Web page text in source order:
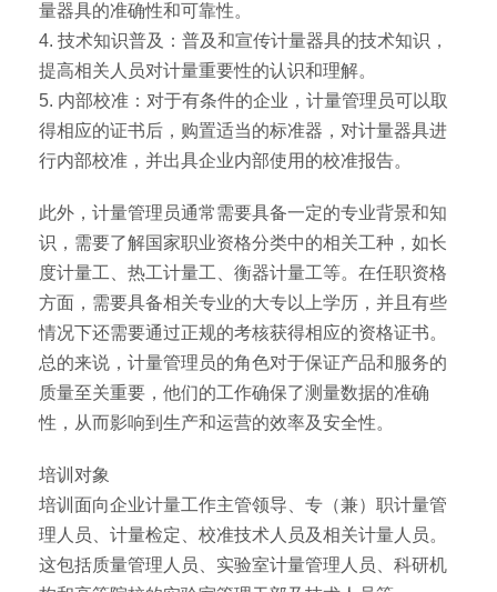
量器具的准确性和可靠性。
4. 技术知识普及：普及和宣传计量器具的技术知识，
提高相关人员对计量重要性的认识和理解。
5. 内部校准：对于有条件的企业，计量管理员可以取
得相应的证书后，购置适当的标准器，对计量器具进
行内部校准，并出具企业内部使用的校准报告。
此外，计量管理员通常需要具备一定的专业背景和知
识，需要了解国家职业资格分类中的相关工种，如长
度计量工、热工计量工、衡器计量工等。在任职资格
方面，需要具备相关专业的大专以上学历，并且有些
情况下还需要通过正规的考核获得相应的资格证书。
总的来说，计量管理员的角色对于保证产品和服务的
质量至关重要，他们的工作确保了测量数据的准确
性，从而影响到生产和运营的效率及安全性。
培训对象
培训面向企业计量工作主管领导、专（兼）职计量管
理人员、计量检定、校准技术人员及相关计量人员。
这包括质量管理人员、实验室计量管理人员、科研机